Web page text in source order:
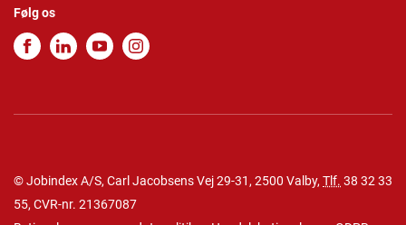
Følg os
© Jobindex A/S, Carl Jacobsens Vej 29-31, 2500 Valby, Tlf. 38 32 33
55, CVR-nr. 21367087